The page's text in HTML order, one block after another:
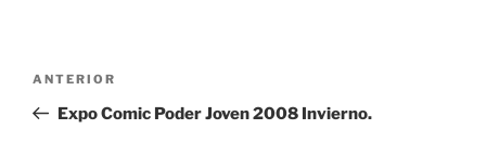
entradas
Entrada
anterior:
ANTERIOR
Expo Comic Poder Joven 2008 Invierno.